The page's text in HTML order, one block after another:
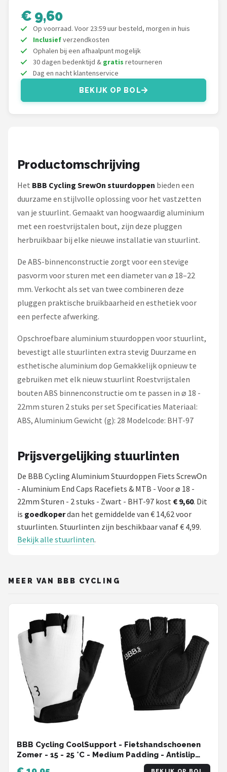
AXA
New Looxs
BBB Cycling
Cortina
€ 9,60
Op voorraad. Voor 23:59 uur besteld, morgen in huis
Inclusiefverzendkosten
Ophalen bij een afhaalpunt mogelijk
30 dagen bedenktijd & gratis retourneren
Dag en nacht klantenservice
BEKIJK OP BOL
Productomschrijving
Het BBB Cycling SrewOn stuurdoppen bieden een
duurzame en stijlvolle oplossing voor het vastzetten
van je stuurlint. Gemaakt van hoogwaardig aluminium
met een roestvrijstalen bout, zijn deze pluggen
herbruikbaar bij elke nieuwe installatie van stuurlint.
De ABS-binnenconstructie zorgt voor een stevige
pasvorm voor sturen met een diameter van ⌀ 18–22
mm. Verkocht als set van twee combineren deze
pluggen praktische bruikbaarheid en esthetiek voor
een perfecte afwerking.
Opschroefbare aluminium stuurdoppen voor stuurlint,
bevestigt alle stuurlinten extra stevig Duurzame en
esthetische aluminium dop Gemakkelijk opnieuw te
gebruiken met elk nieuw stuurlint Roestvrijstalen
bouten ABS binnenconstructie om te passen in ⌀ 18 -
22mm sturen 2 stuks per set Specificaties Materiaal:
ABS, Aluminium Gewicht (g): 28 Modelcode: BHT-97
Prijsvergelijking stuurlinten
De BBB Cycling Aluminium Stuurdoppen Fiets ScrewOn
- Aluminium End Caps Racefiets & MTB - Voor ⌀ 18 -
22mm Sturen - 2 stuks - Zwart - BHT-97 kost € 9,60. Dit
is goedkoperdan het gemiddelde van € 14,62 voor
stuurlinten. Stuurlinten zijn beschikbaar vanaf € 4,99.
Bekijk alle stuurlinten.
MEER VAN BBB CYCLING
BBB Cycling CoolSupport - Fietshandschoenen
Zomer - 15 - 25 °C - Medium Padding - Antislip
Handpalm - Unisex Wielrenhandschoenen - Wit